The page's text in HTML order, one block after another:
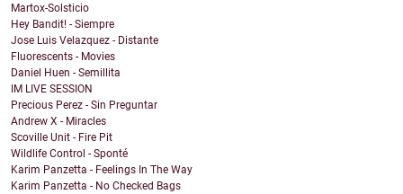
Martox-Solsticio
Hey Bandit! - Siempre
Jose Luis Velazquez - Distante
Fluorescents - Movies
Daniel Huen - Semillita
IM LIVE SESSION
Precious Perez - Sin Preguntar
Andrew X - Miracles
Scoville Unit - Fire Pit
Wildlife Control - Sponté
Karim Panzetta - Feelings In The Way
Karim Panzetta - No Checked Bags